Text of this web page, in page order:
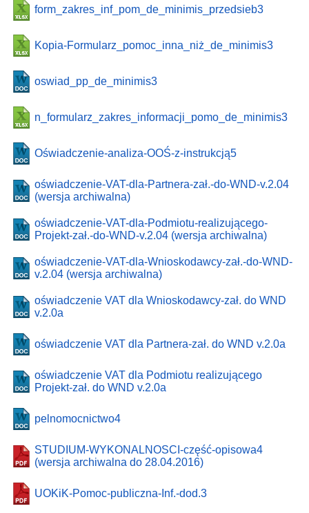
form_zakres_inf_pom_de_minimis_przedsieb3
Kopia-Formularz_pomoc_inna_niż_de_minimis3
oswiad_pp_de_minimis3
n_formularz_zakres_informacji_pomo_de_minimis3
Oświadczenie-analiza-OOŚ-z-instrukcją5
oświadczenie-VAT-dla-Partnera-zał.-do-WND-v.2.04
(wersja archiwalna)
oświadczenie-VAT-dla-Podmiotu-realizującego-
Projekt-zał.-do-WND-v.2.04 (wersja archiwalna)
oświadczenie-VAT-dla-Wnioskodawcy-zał.-do-WND-
v.2.04 (wersja archiwalna)
oświadczenie VAT dla Wnioskodawcy-zał. do WND
v.2.0a
oświadczenie VAT dla Partnera-zał. do WND v.2.0a
oświadczenie VAT dla Podmiotu realizującego
Projekt-zał. do WND v.2.0a
pelnomocnictwo4
STUDIUM-WYKONALNOSCI-część-opisowa4
(wersja archiwalna do 28.04.2016)
UOKiK-Pomoc-publiczna-Inf.-dod.3